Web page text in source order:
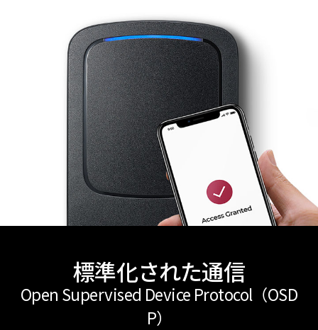
標準化された通信
Open Supervised Device Protocol（OSD
P）